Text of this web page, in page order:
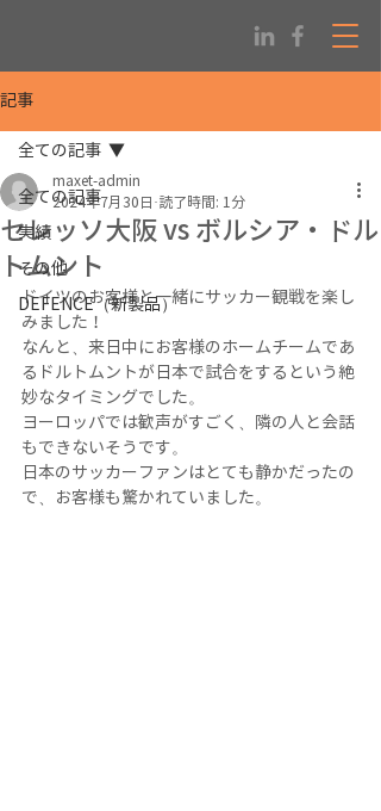
記事
全ての記事
実績
その他
DEFENCE（新製品）
全ての記事
セレッソ大阪 vs ボルシア・ドル
トムント
maxet-admin
2024年7月30日 読了時間: 1分
ドイツのお客様と一緒にサッカー観戦を楽し
みました！
なんと、来日中にお客様のホームチームであ
るドルトムントが日本で試合をするという絶
妙なタイミングでした。
ヨーロッパでは歓声がすごく、隣の人と会話
もできないそうです。
日本のサッカーファンはとても静かだったの
で、お客様も驚かれていました。